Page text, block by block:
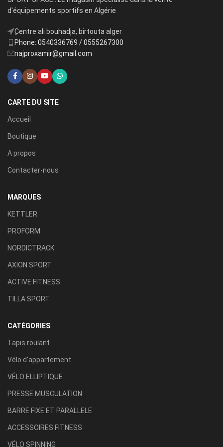
d'équipements sportifs en Algérie
ِCentre ali bouhadja, birtouta alger
Phone: 0540336769 / 0555267300
najproxamir@gmail.com
CARTE DU SITE
Accueil
Boutique
A propos
Contacter-nous
MARQUES
KETTLER
PROFORM
NORDICTRACK
AXION SPORT
ACTIVE FITNESS
TILLA SPORT
CATÉGORIES
Tapis roulant
Vélo d'appartement
VÉLO ELLIPTIQUE
PRESSE MUSCULATION
BARRE FIXE ET PARALLELE
ACCESSOIRES FITNESS
VÉLO SPINNING